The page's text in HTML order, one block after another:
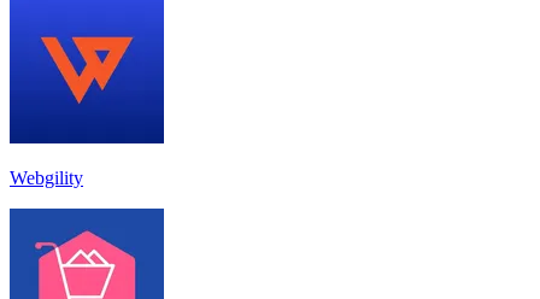
Webgility